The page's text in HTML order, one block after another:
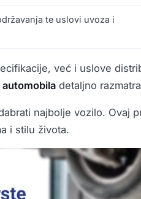
te uslovi uvoza i
već i uslove
detaljno
najbolje vozilo. Ovaj
i stilu života.